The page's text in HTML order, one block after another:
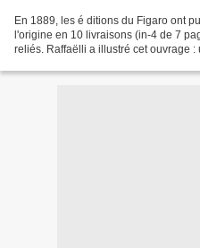
En 1889, les é ditions du Figaro ont
l'origine en 10 livraisons (in-4 de 7
reliés. Raffaëlli a illustré cet ouvrage :